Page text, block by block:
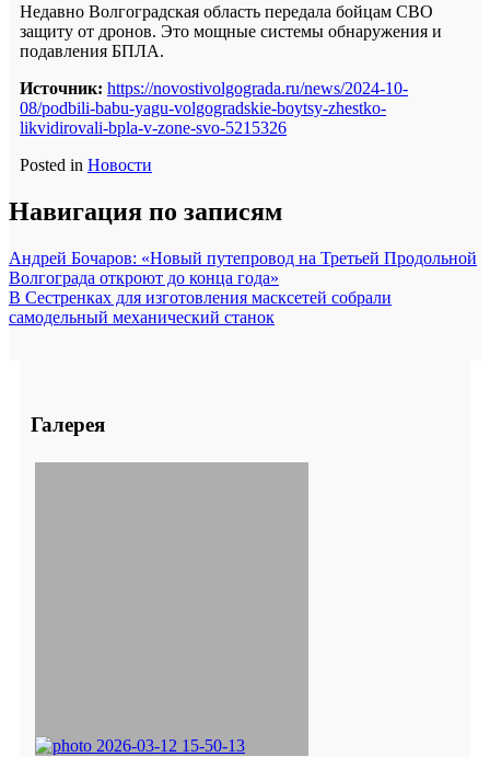
Недавно Волгоградская область передала бойцам СВО
защиту от дронов. Это мощные системы обнаружения и
подавления БПЛА.
Источник: https://novostivolgograda.ru/news/2024-10-
08/podbili-babu-yagu-volgogradskie-boytsy-zhestko-
likvidirovali-bpla-v-zone-svo-5215326
Posted in Новости
Навигация по записям
Андрей Бочаров: «Новый путепровод на Третьей Продольной
Волгограда откроют до конца года»
В Сестренках для изготовления масксетей собрали
самодельный механический станок
Галерея